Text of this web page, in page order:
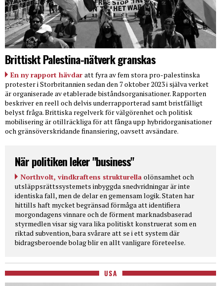
Brittiskt Palestina-nätverk granskas
En ny rapport hävdar att fyra av fem stora pro-palestinska
protester i Storbritannien sedan den 7 oktober 2023 i själva verket
är organiserade av etablerade biståndsorganisationer. Rapporten
beskriver en reell och delvis underrapporterad samt bristfälligt
belyst fråga. Brittiska regelverk för välgörenhet och politisk
mobilisering är otillräckliga för att fånga upp hybridorganisationer
och gränsöverskridande finansiering, oavsett avsändare.
När politiken leker "business"
Northvolt, vindkraftens strukturella olönsamhet och
utsläppsrättssystemets inbyggda snedvridningar är inte
identiska fall, men de delar en gemensam logik. Staten har
hittills haft mycket begränsad förmåga att identifiera
morgondagens vinnare och de förment marknadsbaserad
styrmedlen visar sig vara lika politiskt konstruerat som en
riktad subvention, bara svårare att se i ett system där
bidragsberoende bolag blir en allt vanligare företeelse.
USA